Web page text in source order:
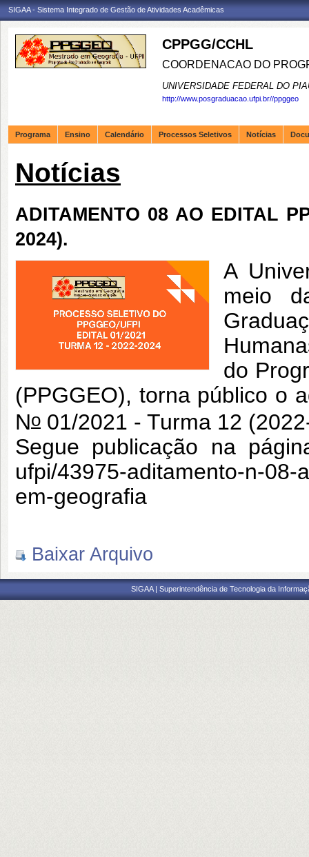
SIGAA - Sistema Integrado de Gestão de Atividades Acadêmicas
CPPGG/CCHL
COORDENACAO DO
UNIVERSIDADE FEDERAL DO
http://www.posgraduacao.ufpi.br//ppggeo
Programa Ensino Calendário Processos Seletivos Notícias
Notícias
ADITAMENTO 08 AO EDITAL
2024).
A
meio
do
(PPGGEO), torna público o
No 01/2021 - Turma 12
Segue publicação na
ufpi/43975-aditamento-n-
em-geografia
Baixar Arquivo
SIGAA | Superintendência de Tecnologia da